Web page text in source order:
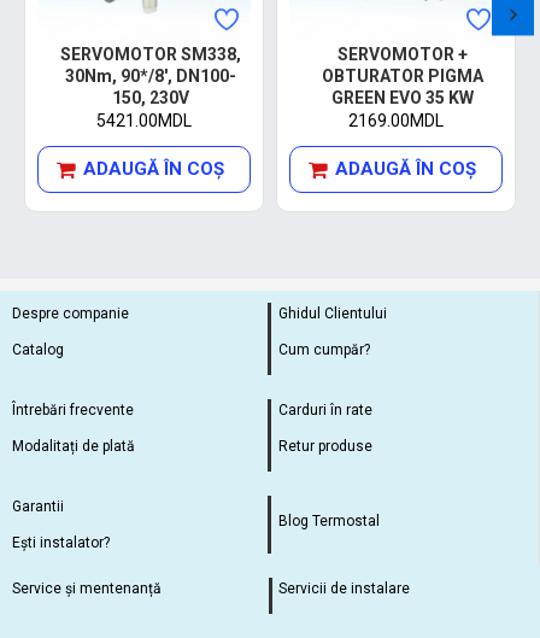
SERVOMOTOR SM338,
30Nm, 90*/8', DN100-
150, 230V
5421.00MDL
ADAUGĂ ÎN COŞ
SERVOMOTOR +
OBTURATOR PIGMA
GREEN EVO 35 KW
2169.00MDL
ADAUGĂ ÎN COŞ
Despre companie
Catalog
Ghidul Clientului
Cum cumpăr?
Întrebări frecvente
Modalitați de plată
Carduri în rate
Retur produse
Garantii
Ești instalator?
Blog Termostal
Service și mentenanță Servicii de instalare